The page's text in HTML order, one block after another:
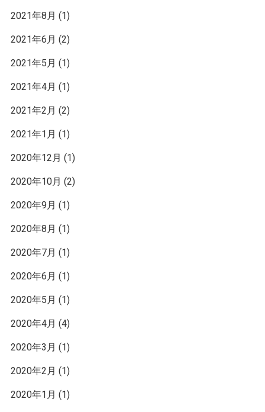
2021年8月 (1)
2021年6月 (2)
2021年5月 (1)
2021年4月 (1)
2021年2月 (2)
2021年1月 (1)
2020年12月 (1)
2020年10月 (2)
2020年9月 (1)
2020年8月 (1)
2020年7月 (1)
2020年6月 (1)
2020年5月 (1)
2020年4月 (4)
2020年3月 (1)
2020年2月 (1)
2020年1月 (1)